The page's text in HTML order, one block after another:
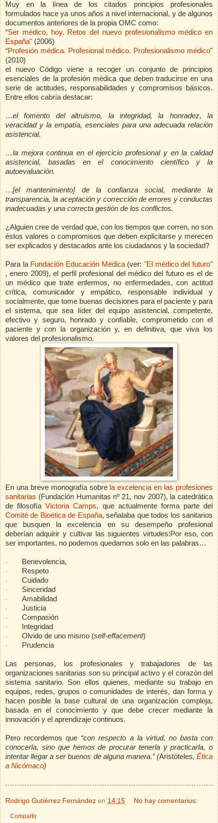
Muy en la línea de los citados principios profesionales
formulados hace ya unos años a nivel internacional, y de algunos
documentos anteriores de la propia OMC como:
“Ser médico, hoy. Retos del nuevo profesionalismo médico en
España" (2006)
“Profesión médica. Profesional médico. Profesionalismo médico”
(2010)
el nuevo Código viene a recoger un conjunto de principios
esenciales de la profesión médica que deben traducirse en una
serie de actitudes, responsabilidades y compromisos básicos.
Entre ellos cabría destacar:
…el fomento del altruismo, la integridad, la honradez, la
veracidad y la empatía, esenciales para una adecuada relación
asistencial.
…la mejora continua en el ejercicio profesional y en la calidad
asistencial, basadas en el conocimiento científico y la
autoevaluación.
…[el mantenimiento] de la confianza social, mediante la
transparencia, la aceptación y corrección de errores y conductas
inadecuadas y una correcta gestión de los conflictos.
¿Alguien cree de verdad que, con los tiempos que corren, no son
éstos valores o compromisos que deben explicitarse y merecen
ser explicados y destacados ante los ciudadanos y la sociedad?
Para la Fundación Educación Médica(ver:"El médico del futuro"
, enero 2009),el perfil profesional del médico del futuro es el de
un médico que trate enfermos, no enfermedades, con actitud
crítica, comunicador y empático, responsable individual y
socialmente, que tome buenas decisiones para el paciente y para
el sistema, que sea líder del equipo asistencial, competente,
efectivo y seguro, honrado y confiable, comprometido con el
paciente y con la organización y, en definitiva, que viva los
valores del profesionalismo.
En una breve monografía sobre la excelencia en las profesiones
sanitarias (Fundación Humanitas nº 21, nov 2007), la catedrática
de filosofíaVictoria Camps, que actualmente forma parte del
Comité de Bioética de España,señalaba que todos los sanitarios
que busquen la excelencia en su desempeño profesional
deberían adquirir y cultivar las siguientes virtudes:Por eso, con
ser importantes, no podemos quedarnos solo en las palabras…
· Benevolencia,
· Respeto
· Cuidado
· Sinceridad
· Amabilidad
· Justicia
· Compasión
· Integridad
· Olvido de uno mismo (self-effacement)
· Prudencia
Las personas, los profesionales y trabajadores de las
organizaciones sanitarias son su principal activo y el corazón del
sistema sanitario. Son ellos quienes, mediante su trabajo en
equipos, redes, grupos o comunidades de interés, dan forma y
hacen posible la base cultural de una organización compleja,
basada en el conocimiento y que debe crecer mediante la
innovación y el aprendizaje continuos.
Pero recordemos que “con respecto a la virtud, no basta con
conocerla, sino que hemos de procurar tenerla y practicarla, o
intentar llegar a ser buenos de alguna manera.” (Aristóteles,Ética
a Nicómaco)
Rodrigo Gutiérrez Fernández en 14:15 No hay comentarios:
Compartir